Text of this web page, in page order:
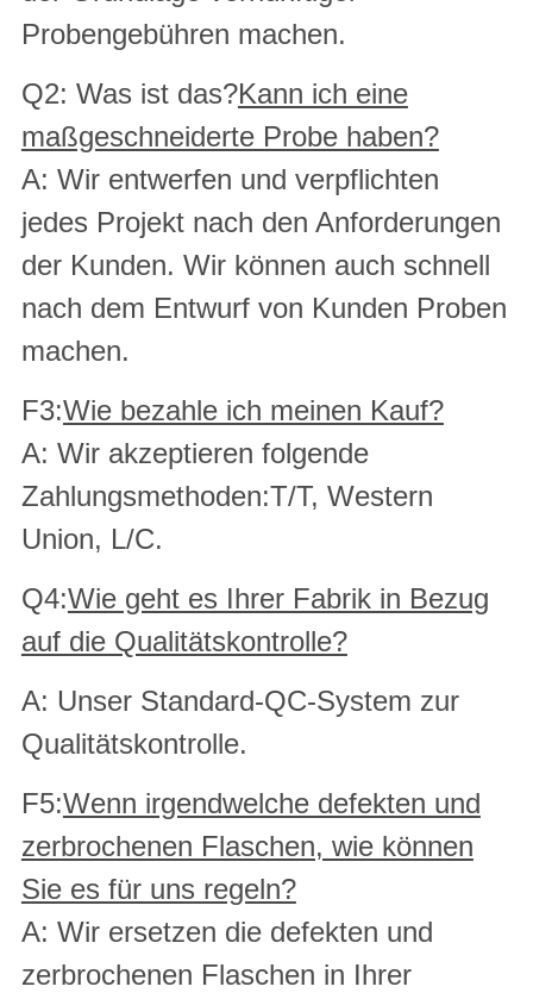
Probengebühren machen.
Q2: Was ist das?Kann ich eine
maßgeschneiderte Probe haben?
A: Wir entwerfen und verpflichten
jedes Projekt nach den Anforderungen
der Kunden. Wir können auch schnell
nach dem Entwurf von Kunden Proben
machen.
F3:Wie bezahle ich meinen Kauf?
A: Wir akzeptieren folgende
Zahlungsmethoden:T/T, Western
Union, L/C.
Q4:Wie geht es Ihrer Fabrik in Bezug
auf die Qualitätskontrolle?
A: Unser Standard-QC-System zur
Qualitätskontrolle.
F5:Wenn irgendwelche defekten und
zerbrochenen Flaschen, wie können
Sie es für uns regeln?
A: Wir ersetzen die defekten und
zerbrochenen Flaschen in Ihrer